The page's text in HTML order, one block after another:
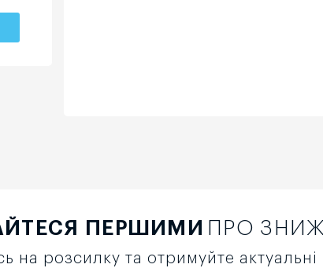
ПЕРШИМИ ПРО
на розсилку та отримуйте актуальні